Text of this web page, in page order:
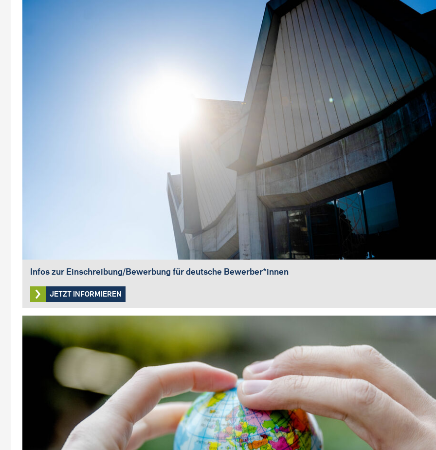
Infos zur Einschreibung/Bewerbung für deutsche Bewerber*innen
JETZT INFORMIEREN